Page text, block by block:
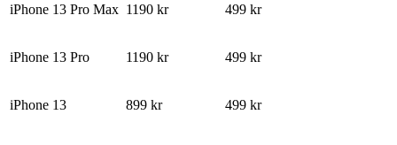
iPhone 13 Pro Max 1190 kr 499 kr
iPhone 13 Pro 1190 kr 499 kr
iPhone 13 899 kr 499 kr